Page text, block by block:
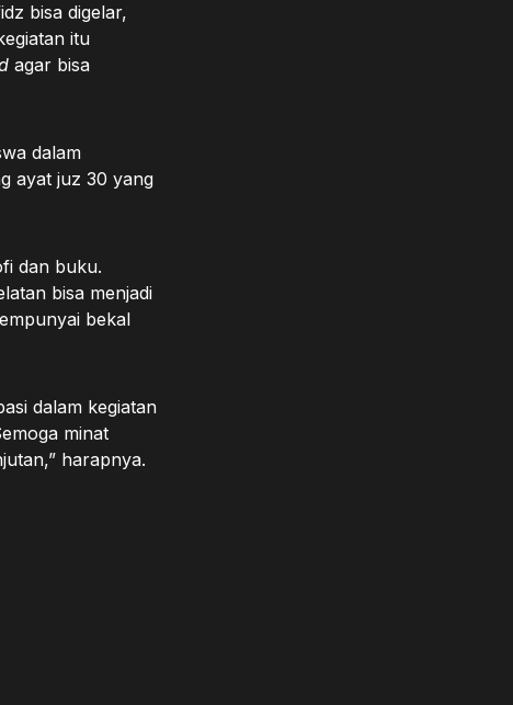
bisa digelar,
itu
agar bisa
dalam
ayat juz 30 yang
dan buku.
bisa menjadi
bekal
dalam kegiatan
minat
harapnya.